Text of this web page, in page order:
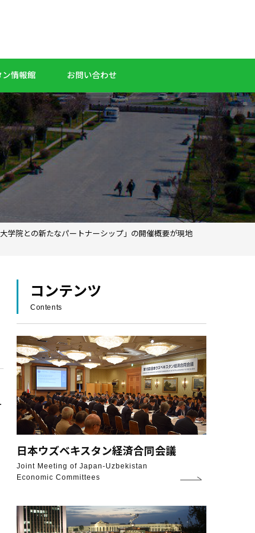
ン情報館 お問い合わせ
学院との新たなパートナーシップ」の開催概要が現地
コンテンツ
Contents
日本ウズベキスタン経済合同会議
Joint Meeting of Japan-Uzbekistan
Economic Committees